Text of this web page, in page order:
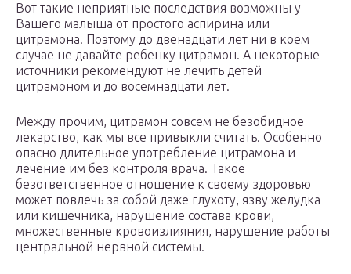
Вот такие неприятные последствия возможны у
Вашего малыша от простого аспирина или
цитрамона. Поэтому до двенадцати лет ни в коем
случае не давайте ребенку цитрамон. А некоторые
источники рекомендуют не лечить детей
цитрамоном и до восемнадцати лет.
Между прочим, цитрамон совсем не безобидное
лекарство, как мы все привыкли считать. Особенно
опасно длительное употребление цитрамона и
лечение им без контроля врача. Такое
безответственное отношение к своему здоровью
может повлечь за собой даже глухоту, язву желудка
или кишечника, нарушение состава крови,
множественные кровоизлияния, нарушение работы
центральной нервной системы.